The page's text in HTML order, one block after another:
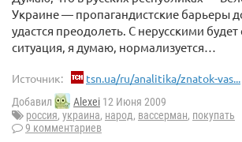
Украине — пропагандистские барьеры
удастся преодолеть. С нерусскими
ситуация, я думаю, нормализуется…
Источник: tsn.ua/ru/analitika/znatok-vas...
Добавил Alexei 12 Июня 2009
россия, украина, народ, вассерман, покупать
9 комментариев